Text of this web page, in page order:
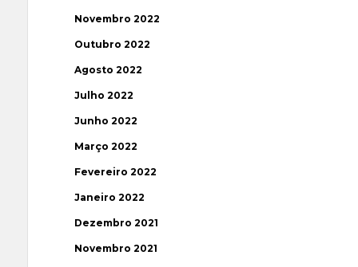
Novembro 2022
Outubro 2022
Agosto 2022
Julho 2022
Junho 2022
Março 2022
Fevereiro 2022
Janeiro 2022
Dezembro 2021
Novembro 2021